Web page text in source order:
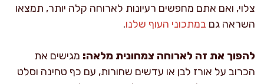
צלוי, ואם אתם מחפשים רעיונות לארוחה קלה יותר, תמצאו
השראה גם במתכוני העוף שלנו.
להפוך את זה לארוחה צמחונית מלאה: מגישים את
הכרוב על אורז לבן או עדשים שחורות, עם כף טחינה וסלט